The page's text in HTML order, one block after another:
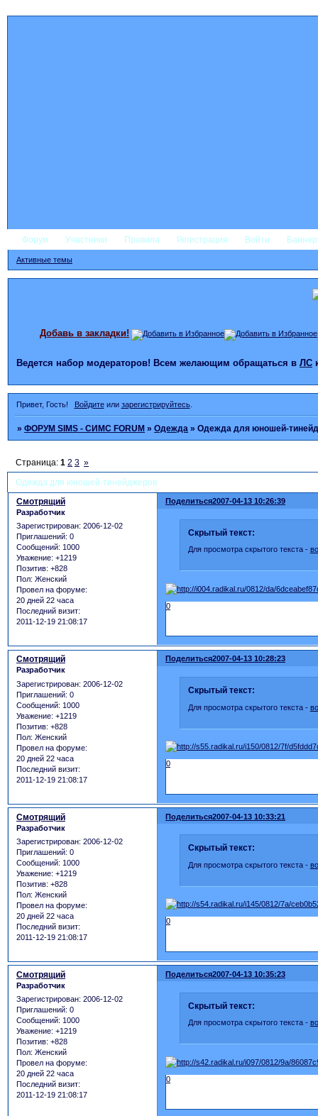
Форум Участники Правила Регистрация Войти
Активные темы
Добавь в закладки!
Ведется набор модераторов! Всем желающим обращаться в ЛС
Привет, Гость! Войдитеили зарегистрируйтесь.
»ФОРУМ SIMS - СИМС FORUM »Одежда »Одежда для юношей-
Одежда для юношей-тинейджеров
Страница:1 2 3 »
Поделиться2007-04-13 10:26:39
Смотрящий
Разработчик
Зарегистрирован: 2006-12-02
Приглашений: 0
Сообщений: 1000
Уважение: +1219
Позитив: +828
Пол: Женский
Провел на форуме:
20 дней 22 часа
Последний визит:
2011-12-19 21:08:17
Скрытый текст:
Для просмотра скрытого текста -
0
Поделиться2007-04-13 10:28:23
Смотрящий
Разработчик
Зарегистрирован: 2006-12-02
Приглашений: 0
Сообщений: 1000
Уважение: +1219
Позитив: +828
Пол: Женский
Провел на форуме:
20 дней 22 часа
Последний визит:
2011-12-19 21:08:17
Скрытый текст:
Для просмотра скрытого текста -
0
Поделиться2007-04-13 10:33:21
Смотрящий
Разработчик
Зарегистрирован: 2006-12-02
Приглашений: 0
Сообщений: 1000
Уважение: +1219
Позитив: +828
Пол: Женский
Провел на форуме:
20 дней 22 часа
Последний визит:
2011-12-19 21:08:17
Скрытый текст:
Для просмотра скрытого текста -
0
Поделиться2007-04-13 10:35:23
Смотрящий
Разработчик
Зарегистрирован: 2006-12-02
Приглашений: 0
Сообщений: 1000
Уважение: +1219
Позитив: +828
Пол: Женский
Провел на форуме:
20 дней 22 часа
Последний визит:
2011-12-19 21:08:17
Скрытый текст:
Для просмотра скрытого текста -
0